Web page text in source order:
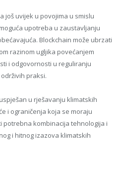
još uvijek u povojima u smislu
upotreba u zaustavljanju
Blockchain može ubrzati
razinom ugljika povećanjem
i odgovornosti u reguliranju
praksi.
u rješavanju klimatskih
i ograničenja koja se moraju
potrebna kombinacija tehnologija i
i hitnog izazova klimatskih